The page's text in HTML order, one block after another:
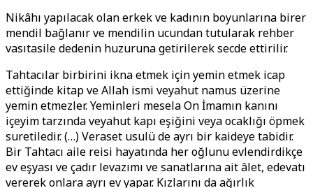
Nikâhı yapılacak olan erkek ve kadının boyunlarına birer
mendil bağlanır ve mendilin ucundan tutularak rehber
vasıtasile dedenin huzuruna getirilerek secde ettirilir.
Tahtacılar birbirini ikna etmek için yemin etmek icap
ettiğinde kitap ve Allah ismi veyahut namus üzerine
yemin etmezler. Yeminleri mesela On İmamın kanını
içeyim tarzında veyahut kapı eşiğini veya ocaklığı öpmek
suretiledir. (…) Veraset usulü de ayrı bir kaideye tabidir.
Bir Tahtacı aile reisi hayatında her oğlunu evlendirdikçe
ev eşyası ve çadır levazımı ve sanatlarına ait âlet, edevatı
vererek onlara ayrı ev yapar. Kızlarını da ağırlık